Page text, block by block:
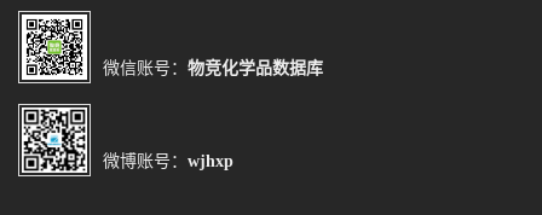
微信账号： 物竞化学品数据库
微博账号： wjhxp